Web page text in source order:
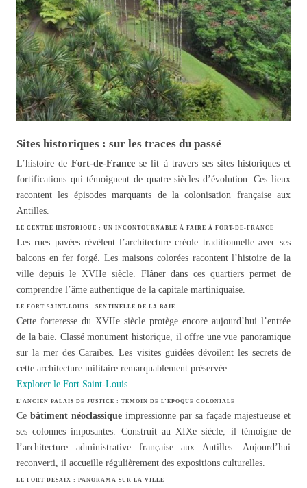
Sites historiques : sur les traces du passé
L’histoire deFort-de-France se lit à travers ses sites historiques et
fortifications qui témoignent de quatre siècles d’évolution. Ces lieux
racontent les épisodes marquants de la colonisation française aux
Antilles.
LE CENTRE HISTORIQUE : UN INCONTOURNABLE À FAIRE À FORT-DE-FRANCE
Les rues pavées révèlent l’architecture créole traditionnelle avec ses
balcons en fer forgé. Les maisons colorées racontent l’histoire de la
ville depuis le XVIIe siècle. Flâner dans ces quartiers permet de
comprendre l’âme authentique de la capitale martiniquaise.
LE FORT SAINT-LOUIS : SENTINELLE DE LA BAIE
Cette forteresse du XVIIe siècle protège encore aujourd’hui l’entrée
de la baie. Classé monument historique, il offre une vue panoramique
sur la mer des Caraïbes. Les visites guidées dévoilent les secrets de
cette architecture militaire remarquablement préservée.
Explorer le Fort Saint-Louis
L’ANCIEN PALAIS DE JUSTICE : TÉMOIN DE L’ÉPOQUE COLONIALE
Ce bâtiment néoclassique impressionne par sa façade majestueuse et
ses colonnes imposantes. Construit au XIXe siècle, il témoigne de
l’architecture administrative française aux Antilles. Aujourd’hui
reconverti, il accueille régulièrement des expositions culturelles.
LE FORT DESAIX : PANORAMA SUR LA VILLE